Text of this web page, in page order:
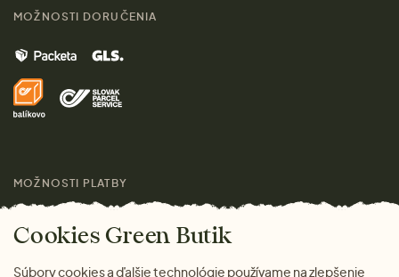
Kontakt
Značky
Pre médiá
Muži
Domov
Darčeky
Doprava a platba
MOŽNOSTI DORUČENIA
MOŽNOSTI PLATBY
Cookies Green Butik
Súbory cookies a ďalšie technológie používame na zlepšenie